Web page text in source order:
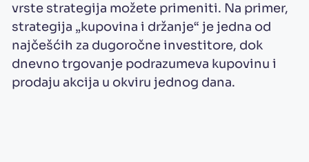
vrste strategija možete primeniti. Na primer,
strategija „kupovina i držanje“ je jedna od
najčešćih za dugoročne investitore, dok
dnevno trgovanje podrazumeva kupovinu i
prodaju akcija u okviru jednog dana.